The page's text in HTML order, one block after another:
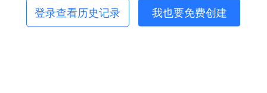
登录查看历史记录 我也要免费创建